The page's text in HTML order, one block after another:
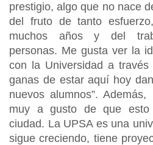
prestigio, algo que no nace
del fruto de tanto
muchos años y del
personas. Me gusta ver la
con la Universidad a
ganas de estar aquí hoy
nuevos alumnos”.
muy a gusto de que
ciudad. La UPSA es una
sigue creciendo, tiene